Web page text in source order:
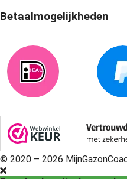
Betaalmogelijkheden
© 2020 – 2026